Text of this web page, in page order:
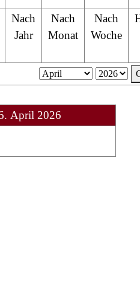
Nach
Jahr
Nach
Monat
Nach
Woche
April 2026